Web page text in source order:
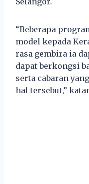
“Beberapa
model kepada
rasa gembira ia
dapat berkongsi
serta cabaran
hal tersebut,”